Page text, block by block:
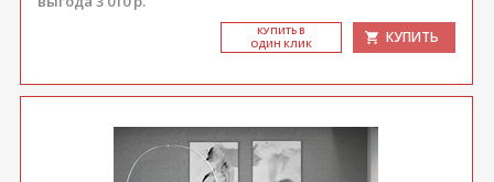
КУ­ПИТЬ В
ОДИН КЛИК
КУПИТЬ